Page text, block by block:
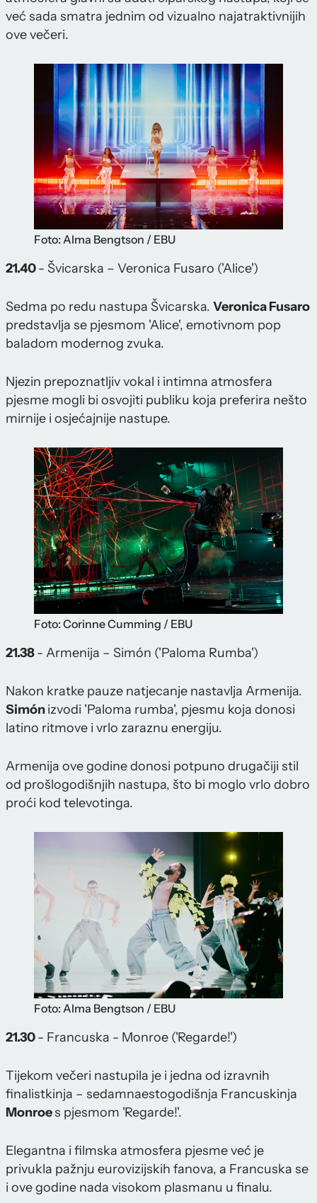
već sada smatra jednim od vizualno najatraktivnijih
ove večeri.
Foto: Alma Bengtson / EBU
21.40- Švicarska – Veronica Fusaro ('Alice')
Sedma po redu nastupa Švicarska. Veronica Fusaro
predstavlja se pjesmom 'Alice', emotivnom pop
baladom modernog zvuka.
Njezin prepoznatljiv vokal i intimna atmosfera
pjesme mogli bi osvojiti publiku koja preferira nešto
mirnije i osjećajnije nastupe.
Foto: Corinne Cumming / EBU
21.38- Armenija – Simón ('Paloma Rumba')
Nakon kratke pauze natjecanje nastavlja Armenija.
Simónizvodi 'Paloma rumba', pjesmu koja donosi
latino ritmove i vrlo zaraznu energiju.
Armenija ove godine donosi potpuno drugačiji stil
od prošlogodišnjih nastupa, što bi moglo vrlo dobro
proći kod televotinga.
Foto: Alma Bengtson / EBU
21.30- Francuska - Monroe ('Regarde!')
Tijekom večeri nastupila je i jedna od izravnih
finalistkinja – sedamnaestogodišnja Francuskinja
Monroes pjesmom 'Regarde!'.
Elegantna i filmska atmosfera pjesme već je
privukla pažnju eurovizijskih fanova, a Francuska se
i ove godine nada visokom plasmanu u finalu.